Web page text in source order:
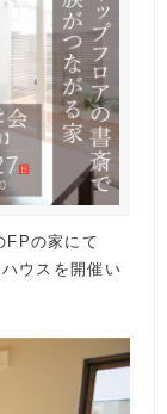
FPの家にて
ウスを開催い